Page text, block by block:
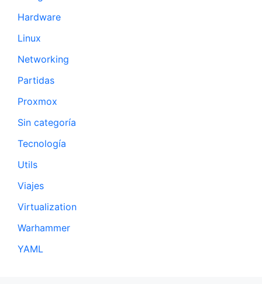
Hardware
Linux
Networking
Partidas
Proxmox
Sin categoría
Tecnología
Utils
Viajes
Virtualization
Warhammer
YAML